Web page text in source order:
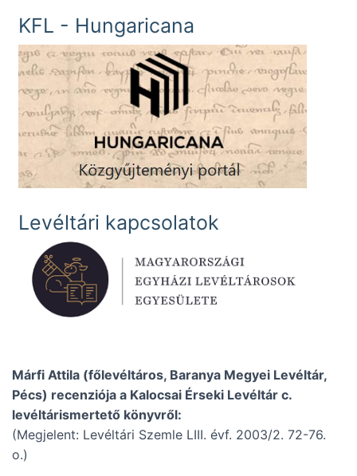
KFL - Hungaricana
Levéltári kapcsolatok
Márfi Attila (főlevéltáros, Baranya Megyei Levéltár,
Pécs) recenziója a Kalocsai Érseki Levéltár c.
levéltárismertető könyvről:
(Megjelent: Levéltári Szemle LIII. évf. 2003/2. 72-76.
o.)